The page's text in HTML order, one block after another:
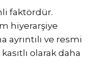
faktördür.
hiyerarşiye
ayrıntılı ve resmi
olarak daha